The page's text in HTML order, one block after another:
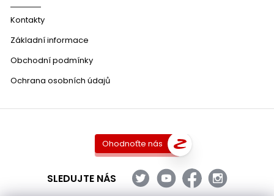
Kontakty
Základní informace
Obchodní podmínky
Ochrana osobních údajů
Ohodnoťte nás
SLEDUJTE NÁS